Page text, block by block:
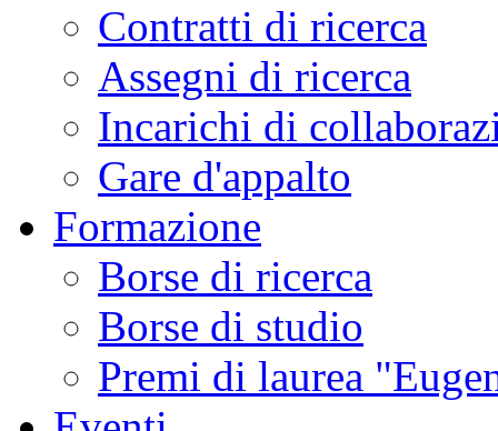
Contratti di ricerca
Assegni di ricerca
Incarichi di
Gare d'appalto
Formazione
Borse di ricerca
Borse di studio
Premi di laurea